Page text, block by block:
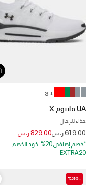
+ 3
UA فانتوم X
حذاء للرجال
619.00 ر.س Price reduced from
829.00 ر.س to
*خصم إضافي 20%. كود الخصم:
EXTRA20
-%30